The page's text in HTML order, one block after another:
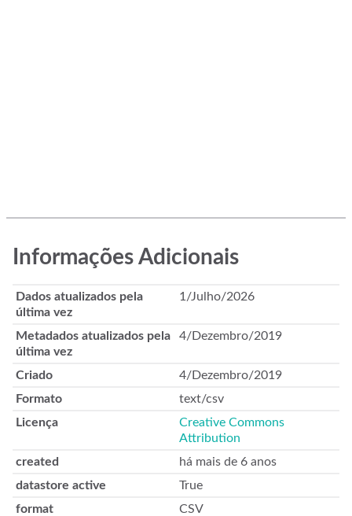
Informações Adicionais
Dados atualizados pela
última vez
1/Julho/2026
Metadados atualizados pela
última vez
4/Dezembro/2019
Criado
4/Dezembro/2019
Formato
text/csv
Licença
Creative Commons
Attribution
created
há mais de 6 anos
datastore active
True
format
CSV